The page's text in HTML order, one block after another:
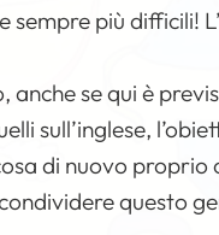
più difficili!
anche se qui è
sull’inglese,
di nuovo proprio
questo